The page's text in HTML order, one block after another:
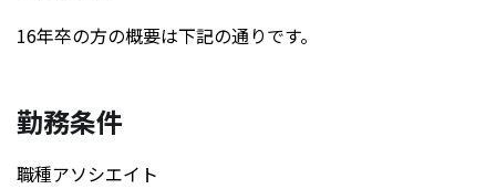
16年卒の方の概要は下記の通りです。
勤務条件
職種アソシエイト